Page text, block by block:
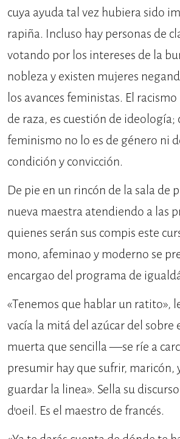
cuya ayuda tal vez hubiera sido
rapiña. Incluso hay personas de
votando por los intereses de la
nobleza y existen mujeres
los avances feministas. El
de raza, es cuestión de ideología;
feminismo no lo es de género ni
condición y convicción.
De pie en un rincón de la sala de
nueva maestra atendiendo a las
quienes serán sus compis este
mono, afeminao y moderno se
encargao del programa de
«Tenemos que hablar un ratito»,
vacía la mitá del azúcar del sobre
muerta que sencilla —se ríe a
presumir hay que sufrir, maricón,
guardar la linea». Sella su
d’oeil. Es el maestro de francés.